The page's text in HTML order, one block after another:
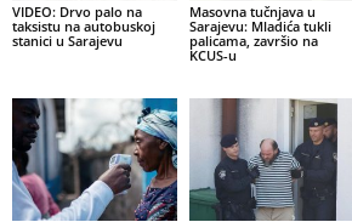
VIDEO: Drvo palo na
taksistu na autobuskoj
stanici u Sarajevu
Masovna tučnjava u
Sarajevu: Mladića tukli
palicama, završio na
KCUS-u